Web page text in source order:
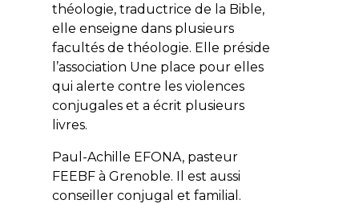
théologie, traductrice de la Bible,
elle enseigne dans plusieurs
facultés de théologie. Elle préside
l’association Une place pour elles
qui alerte contre les violences
conjugales et a écrit plusieurs
livres.
Paul-Achille EFONA, pasteur
FEEBF à Grenoble. Il est aussi
conseiller conjugal et familial.